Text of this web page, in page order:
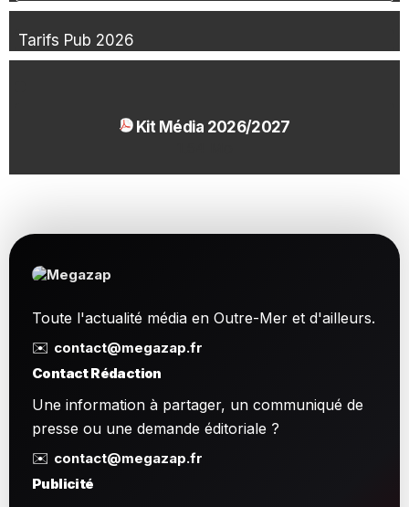
Tarifs Pub 2026
Kit Média 2026/2027
Toute l'actualité média en Outre-Mer et d'ailleurs.
✉️ contact@megazap.fr
Contact Rédaction
Une information à partager, un communiqué de
presse ou une demande éditoriale ?
✉️ contact@megazap.fr
Publicité